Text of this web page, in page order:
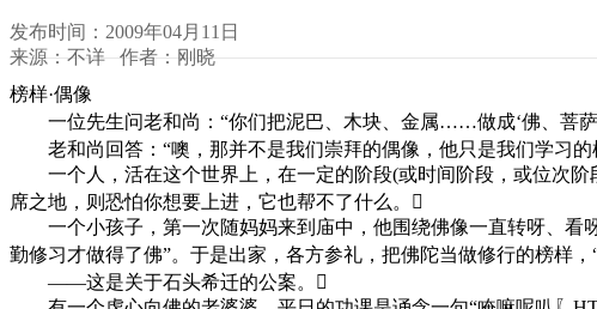
发布时间：2009年04月11日
来源：不详 作者：刚晓
榜样·偶像
一位先生问老和尚：“你们把泥巴、木块、金属……做成‘佛、菩萨’
老和尚回答：“噢，那并不是我们崇拜的偶像，他只是我们学习
一个人，活在这个世界上，在一定的阶段(或时间阶段，或位次阶
席之地，则恐怕你想要上进，它也帮不了什么。
一个小孩子，第一次随妈妈来到庙中，他围绕佛像一直转呀、看
勤修习才做得了佛”。于是出家，各方参礼，把佛陀当做修行的榜样
——这是关于石头希迁的公案。